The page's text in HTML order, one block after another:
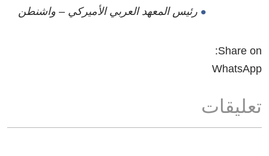
رئيس المعهد العربي الأميركي – واشنطن
Share on:
WhatsApp
تعليقات